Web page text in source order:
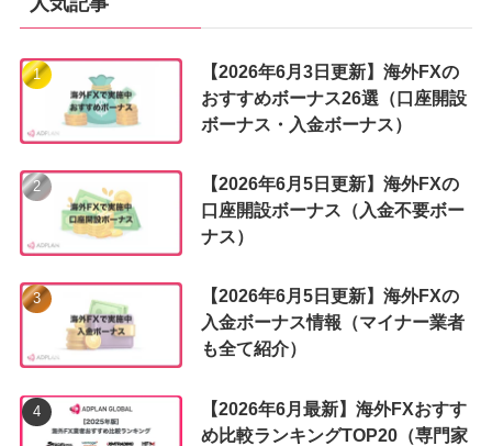
【2026年6月3日更新】海外FXの
おすすめボーナス26選（口座開設
ボーナス・入金ボーナス）
【2026年6月5日更新】海外FXの
口座開設ボーナス（入金不要ボー
ナス）
【2026年6月5日更新】海外FXの
入金ボーナス情報（マイナー業者
も全て紹介）
【2026年6月最新】海外FXおすす
め比較ランキングTOP20（専門家